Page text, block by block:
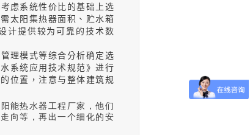
虑系统性价比的基础上选
太阳集热器面积、贮水箱
计提供较为可靠的技术数
理模式等综合分析确定选
系统应用技术规范》进行
位置，注意与整体建筑规
能热水器工程厂家，他们
向等，再出一个细化的安